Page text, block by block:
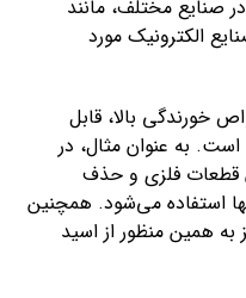
صنایع مختلف، مانند
الکترونیک مورد
خورندگی بالا، قابل
به عنوان مثال، در
قطعات فلزی و حذف
استفاده می‌شود. همچنین
همین منظور از اسید